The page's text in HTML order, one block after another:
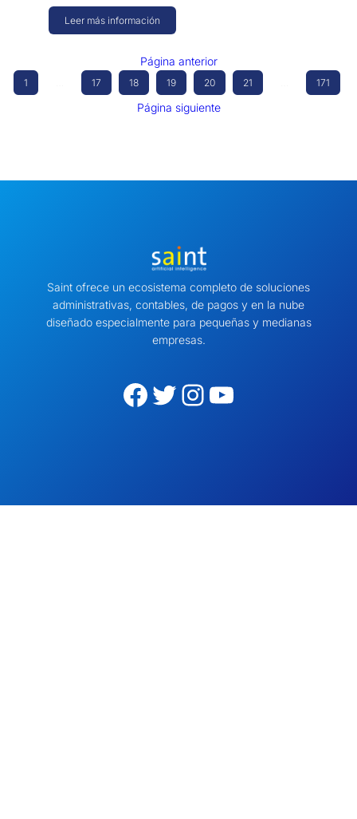
Leer más información
Página anterior
1 17 18 19 20 21 171
Página siguiente
Saint ofrece un ecosistema completo de soluciones
administrativas, contables, de pagos y en la nube
diseñado especialmente para pequeñas y medianas
empresas.
Facebook Twitter Instagram YouTube